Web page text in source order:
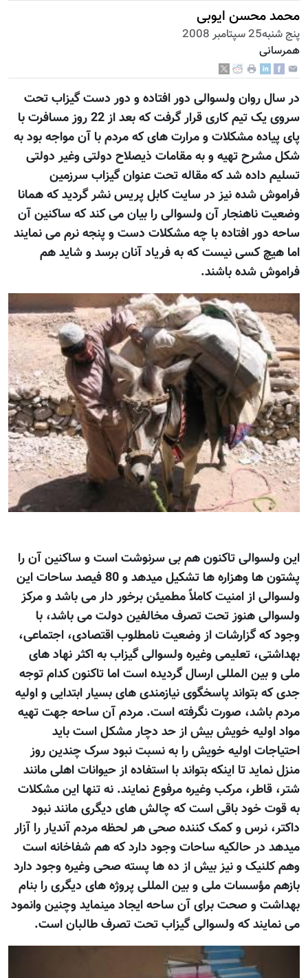
محمد محسن ایوبی
پنج شنبه25 سپتامبر 2008
همرسانی
در سال روان ولسوالی دور افتاده و دور دست گیزاب تحت
سروی یک تیم کاری قرار گرفت که بعد از 22 روز مسافرت با
پای پیاده مشکلات و مرارت های که مردم با آن مواجه بود به
شکل مشرح تهیه و به مقامات ذیصلاح دولتی وغیر دولتی
تسلیم داده شد که مقاله تحت عنوان گیزاب سرزمین
فراموش شده نیز در سایت کابل پریس نشر گردید که همانا
وضعیت ناهنجار آن ولسوالی را بیان می کند که ساکنین آن
ساحه دور افتاده با چه مشکلات دست و پنجه نرم می نمایند
اما هیچ کسی نیست که به فریاد آنان برسد و شاید هم
فراموش شده باشند.
این ولسوالی تاکنون هم بی سرنوشت است و ساکنین آن را
پشتون ها وهزاره ها تشکیل میدهد و 80 فیصد ساحات این
ولسوالی از امنیت کاملاً مطمیئن برخور دار می باشد و مرکز
ولسوالی هنوز تحت تصرف مخالفین دولت می باشد، با
وجود که گزارشات از وضعیت نامطلوب اقتصادی، اجتماعی،
بهداشتی، تعلیمی وغیره ولسوالی گیزاب به اکثر نهاد های
ملی و بین المللی ارسال گردیده است اما تاکنون کدام توجه
جدی که بتواند پاسخگوی نیازمندی های بسیار ابتدایی و اولیه
مردم باشد، صورت نگرفته است. مردم آن ساحه جهت تهیه
مواد اولیه خویش بیش از حد دچار مشکل است باید
احتیاجات اولیه خویش را به نسبت نبود سرک چندین روز
منزل نماید تا اینکه بتواند با استفاده از حیوانات اهلی مانند
شتر، قاطر، مرکب وغیره مرفوع نمایند. نه تنها این مشکلات
به قوت خود باقی است که چالش های دیگری مانند نبود
داکتر، نرس و کمک کننده صحی هر لحظه مردم آندیار را آزار
میدهد در حالکیه ساحات وجود دارد که هم شفاخانه است
وهم کلنیک و نیز بیش از ده ها پسته صحی وغیره وجود دارد
بازهم مؤسسات ملی و بین المللی پروژه های دیگری را بنام
بهداشت و صحت برای آن ساحه ایجاد مینماید وچنین وانمود
می نمایند که ولسوالی گیزاب تحت تصرف طالبان است.